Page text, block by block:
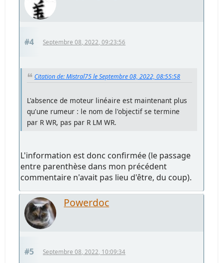
#4 Septembre 08, 2022, 09:23:56
Citation de: Mistral75 le Septembre 08, 2022, 08:55:58
L'absence de moteur linéaire est maintenant plus
qu'une rumeur : le nom de l'objectif se termine
par R WR, pas par R LM WR.
L'information est donc confirmée (le passage
entre parenthèse dans mon précédent
commentaire n'avait pas lieu d'être, du coup).
Powerdoc
#5 Septembre 08, 2022, 10:09:34